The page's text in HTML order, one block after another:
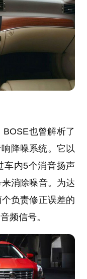
也曾解析了
降噪系统。它以
车内5个消音扬声
消除噪音。为达
负责修正误差的
频信号。